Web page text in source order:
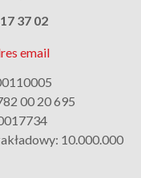
37 02
email
00 20 695
10.000.000